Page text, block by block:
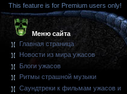
This feature is for Premium users only!
Меню сайта
Главная страница
Новости из мира ужасов
Блоги ужасов
Ритмы страшной музыки
Саундтреки к фильмам ужасов и